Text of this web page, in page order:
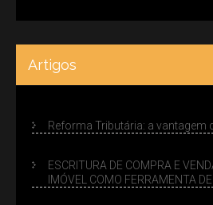
Artigos
Reforma Tributária: a vantagem
ESCRITURA DE COMPRA E
IMÓVEL COMO FERRAMENTA